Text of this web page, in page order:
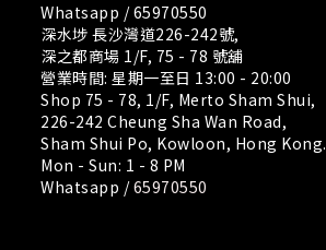
Whatsapp /65970550
深水埗 長沙灣道226-242號,
深之都商場 1/F, 75 - 78 號舖
營業時間: 星期一至日 13:00 - 20:00
Shop 75 - 78, 1/F, Merto Sham Shui,
226-242 Cheung Sha Wan Road,
Sham Shui Po, Kowloon, Hong Kong.
Mon - Sun: 1 - 8 PM
Whatsapp /65970550